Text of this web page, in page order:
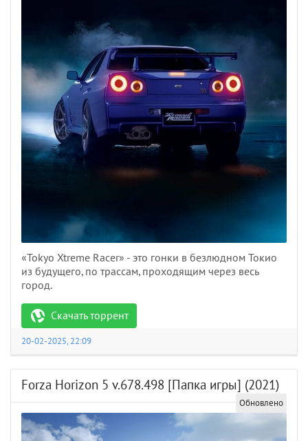
«Tokyo Xtreme Racer» - это гонки в безлюдном Токио
из будущего, по трассам, проходящим через весь
город.
Скачать торрент
20-02-2025, 22:09
Forza Horizon 5 v.678.498 [Папка игры] (2021)
Обновлено